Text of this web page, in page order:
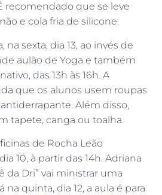
recomendado que se leve
e cola fria de silicone.
na sexta, dia 13, ao invés de
aulão de Yoga e também
das 13h às 16h. A
que os alunos usem roupas
Além disso,
tapete, canga ou toalha.
de Rocha Leão
10, à partir das 14h. Adriana
da Dri” vai ministrar uma
na quinta, dia 12, a aula é para